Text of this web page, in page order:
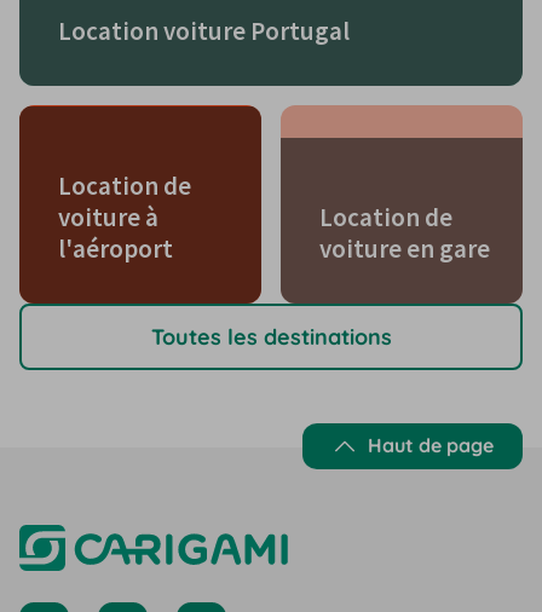
Location voiture Portugal
Location de
voiture à
l'aéroport
Location de
voiture en gare
Toutes les destinations
Haut de page